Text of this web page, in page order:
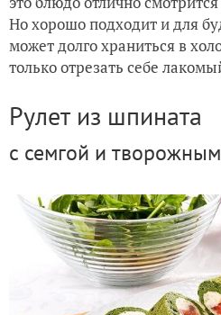
Нежный творожный пирог
Но хорошо подходит и для
может долго храниться в
только отрезать себе
Рулет из шпината
с семгой и